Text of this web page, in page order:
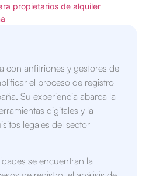
propietarios de alquiler
con anfitriones y gestores de
el proceso de registro
Su experiencia abarca la
digitales y la
legales del sector
se encuentran la